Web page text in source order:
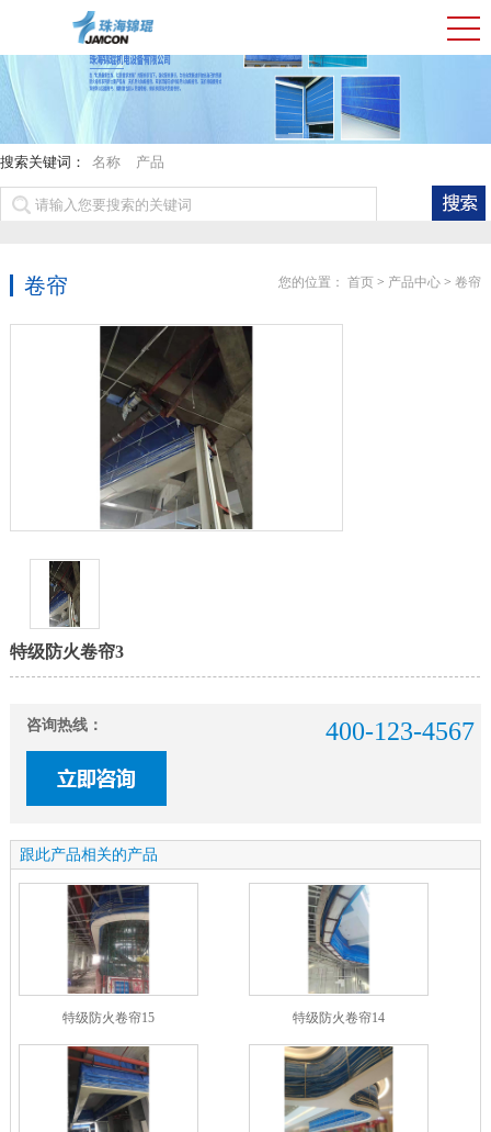
搜索关键词： 名称 产品
卷帘 您的位置： 首页 > 产品中心 >卷帘
特级防火卷帘3
咨询热线： 400-123-4567
跟此产品相关的产品
特级防火卷帘15 特级防火卷帘14